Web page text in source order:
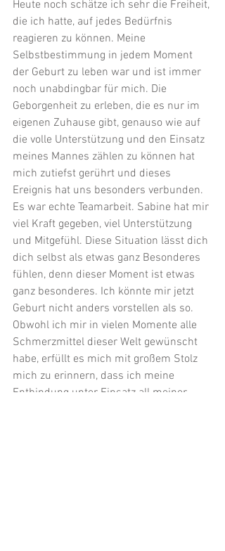
Heute noch schätze ich sehr die Freiheit,
die ich hatte, auf jedes Bedürfnis
reagieren zu können. Meine
Selbstbestimmung in jedem Moment
der Geburt zu leben war und ist immer
noch unabdingbar für mich. Die
Geborgenheit zu erleben, die es nur im
eigenen Zuhause gibt, genauso wie auf
die volle Unterstützung und den Einsatz
meines Mannes zählen zu können hat
mich zutiefst gerührt und dieses
Ereignis hat uns besonders verbunden.
Es war echte Teamarbeit. Sabine hat mir
viel Kraft gegeben, viel Unterstützung
und Mitgefühl. Diese Situation lässt dich
dich selbst als etwas ganz Besonderes
fühlen, denn dieser Moment ist etwas
ganz besonderes. Ich könnte mir jetzt
Geburt nicht anders vorstellen als so.
Obwohl ich mir in vielen Momente alle
Schmerzmittel dieser Welt gewünscht
habe, erfüllt es mich mit großem Stolz
mich zu erinnern, dass ich meine
Entbindung unter Einsatz all meiner